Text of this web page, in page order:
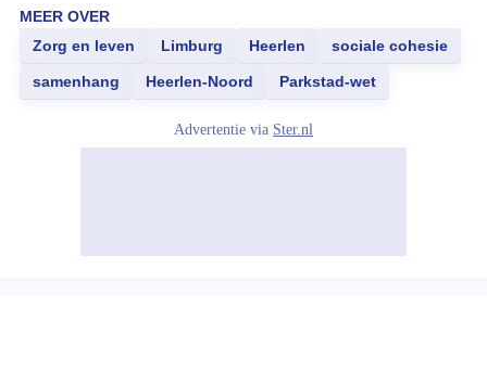
MEER OVER
Zorg en leven
Limburg Heerlen sociale cohesie
samenhang Heerlen-Noord Parkstad-wet
Advertentie via Ster.nl